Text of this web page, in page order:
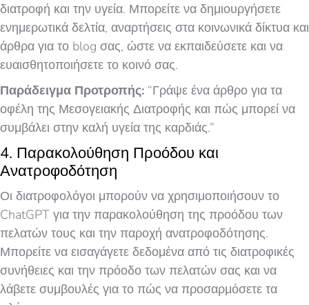
διατροφή και την υγεία. Μπορείτε να δημιουργήσετε
ενημερωτικά δελτία, αναρτήσεις στα κοινωνικά δίκτυα και
άρθρα για το blog σας, ώστε να εκπαιδεύσετε και να
ευαισθητοποιήσετε το κοινό σας.
Παράδειγμα Προτροπής: “Γράψε ένα άρθρο για τα
οφέλη της Μεσογειακής Διατροφής και πώς μπορεί να
συμβάλει στην καλή υγεία της καρδιάς.”
4. Παρακολούθηση Προόδου και
Ανατροφοδότηση
Οι διατροφολόγοι μπορούν να χρησιμοποιήσουν το
ChatGPT για την παρακολούθηση της προόδου των
πελατών τους και την παροχή ανατροφοδότησης.
Μπορείτε να εισαγάγετε δεδομένα από τις διατροφικές
συνήθειες και την πρόοδο των πελατών σας και να
λάβετε συμβουλές για το πώς να προσαρμόσετε τα